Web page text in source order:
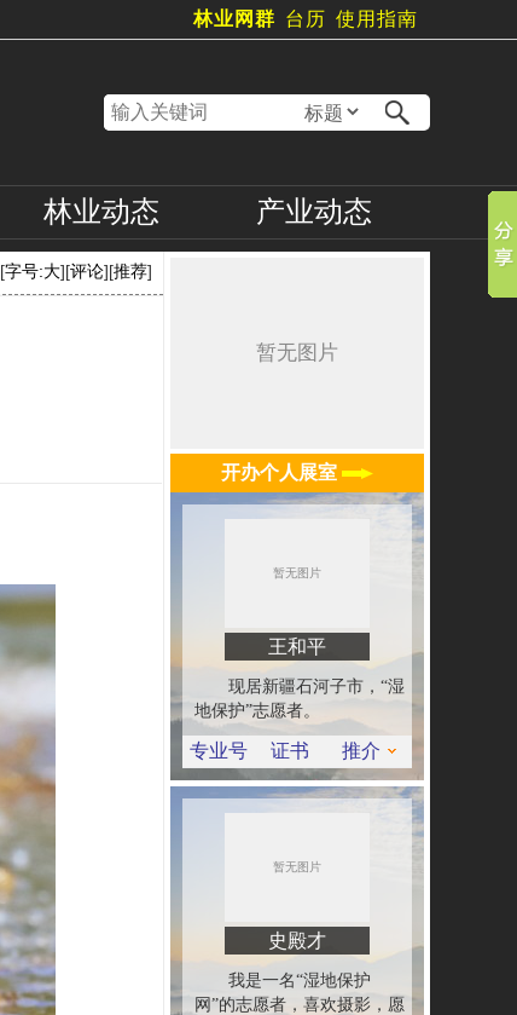
林业网群 台历 使用指南
林业动态 产业动态
[字号:大][评论][推荐]
开办个人展室
王和平
现居新疆石河子市，“湿
地保护”志愿者。
专业号 证书 推介
史殿才
我是一名“湿地保护
网”的志愿者，喜欢摄影，愿